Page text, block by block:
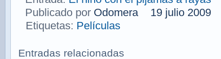
Publicado por Odomera
19 julio 2009
Etiquetas: Películas
Entradas relacionadas